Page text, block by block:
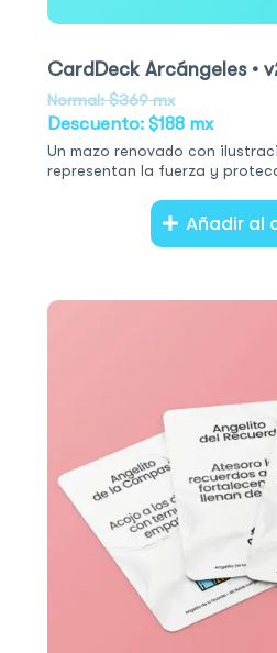
CardDeck Arcángeles •
Normal: $369 mx
Descuento: $188 mx
Un mazo renovado con
representan la fuerza y
Añadir al